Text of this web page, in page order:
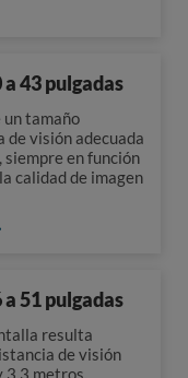
43 pulgadas
un tamaño
de visión adecuada
siempre en función
calidad de imagen
51 pulgadas
resulta
de visión
3,3 metros.